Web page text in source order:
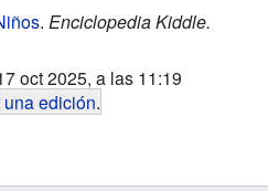
. Enciclopedia Kiddle.
oct 2025, a las 11:19
edición.